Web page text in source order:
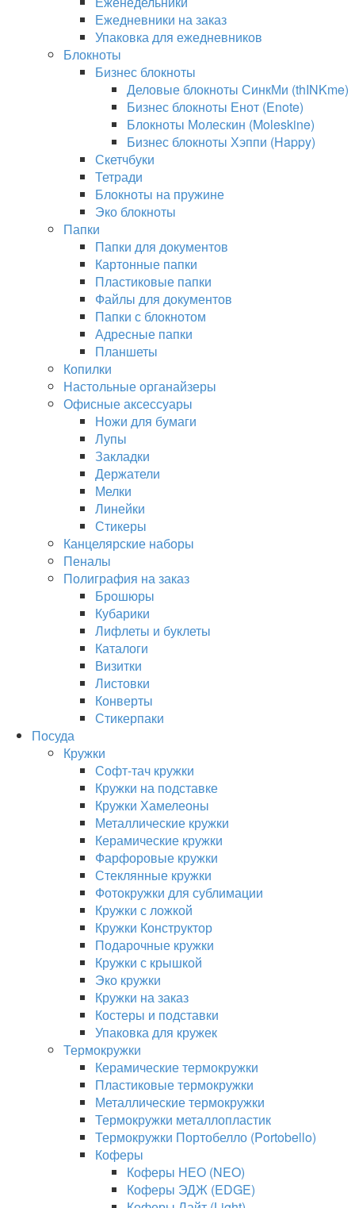
Ежедневники на заказ
Упаковка для ежедневников
Блокноты
Бизнес блокноты
Деловые блокноты СинкМи (thINKme)
Бизнес блокноты Енот (Enote)
Блокноты Молескин (Moleskine)
Бизнес блокноты Хэппи (Happy)
Скетчбуки
Тетради
Блокноты на пружине
Эко блокноты
Папки
Папки для документов
Картонные папки
Пластиковые папки
Файлы для документов
Папки с блокнотом
Адресные папки
Планшеты
Копилки
Настольные органайзеры
Офисные аксессуары
Ножи для бумаги
Лупы
Закладки
Держатели
Мелки
Линейки
Стикеры
Канцелярские наборы
Пеналы
Полиграфия на заказ
Брошюры
Кубарики
Лифлеты и буклеты
Каталоги
Визитки
Листовки
Конверты
Стикерпаки
Посуда
Кружки
Софт-тач кружки
Кружки на подставке
Кружки Хамелеоны
Металлические кружки
Керамические кружки
Фарфоровые кружки
Стеклянные кружки
Фотокружки для сублимации
Кружки с ложкой
Кружки Конструктор
Подарочные кружки
Кружки с крышкой
Эко кружки
Кружки на заказ
Костеры и подставки
Упаковка для кружек
Термокружки
Керамические термокружки
Пластиковые термокружки
Металлические термокружки
Термокружки металлопластик
Термокружки Портобелло (Portobello)
Коферы
Коферы НЕО (NEO)
Коферы ЭДЖ (EDGE)